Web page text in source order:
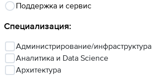
Поддержка и сервис
Специализация:
Администрирование/инфраструктура
Аналитика и Data Science
Архитектура